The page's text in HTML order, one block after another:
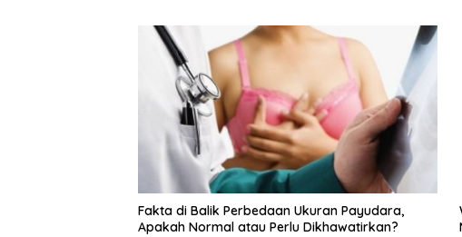
Fakta di Balik Perbedaan Ukuran Payudara,
Apakah Normal atau Perlu Dikhawatirkan?